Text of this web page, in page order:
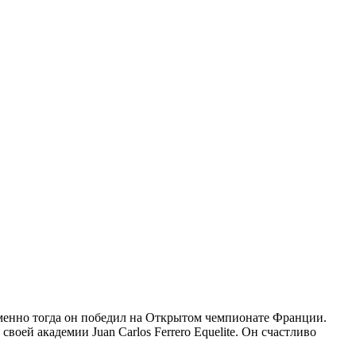
тогда он победил на Открытом чемпионате Франции.
академии Juan Carlos Ferrero Equelite. Он счастливо